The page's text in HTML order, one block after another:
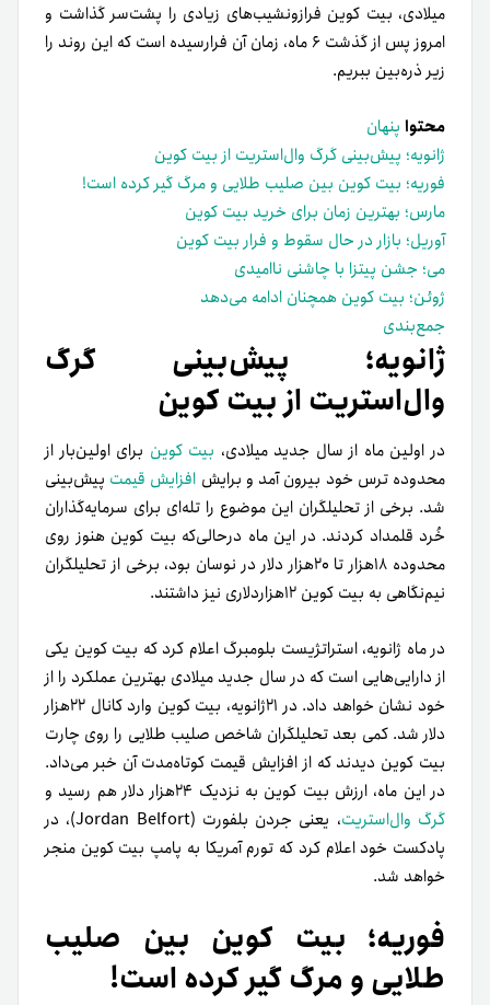
میلادی، بیت کوین فراز‌و‌نشیب‌­های زیادی را پشت‌سر گذاشت و
امروز پس از گذشت ۶ ماه، زمان آن فرارسیده است که این روند را
زیر ذره‌­بین ببریم.
محتوا پنهان
ژانویه؛ پیش‌­بینی گرگ وال‌استریت از بیت کوین
فوریه؛ بیت کوین بین صلیب طلایی و مرگ گیر کرده است!
مارس؛ بهترین زمان برای خرید بیت کوین
آوریل؛ بازار در حال سقوط و فرار بیت کوین
می؛ جشن پیتزا با چاشنی ناامیدی
ژوئن؛ بیت کوین همچنان ادامه می‌­دهد
جمع­‌بندی
ژانویه؛ پیش‌­بینی گرگ
وال‌استریت از بیت کوین
در اولین ماه از سال جدید میلادی، بیت کوین برای اولین‌بار از
محدوده ترس خود بیرون آمد و برایش افزایش قیمت پیش­‌بینی
شد. برخی از تحلیل­گران این موضوع را تله‌­ای برای سرمایه‌­گذاران
خُرد قلمداد کردند. در این ماه درحالی‌که بیت کوین هنوز روی
محدوده ۱۸هزار تا ۲۰هزار دلار در نوسان بود، برخی از تحلیل­گران
نیم‌نگاهی به بیت کوین ۱۲هزاردلاری نیز داشتند.
در ماه ژانویه، استراتژیست بلومبرگ اعلام کرد که بیت کوین یکی
از دارایی‌­هایی است که در سال جدید میلادی بهترین عملکرد را از
خود نشان خواهد داد. در ۲۱ژانویه، بیت کوین وارد کانال ۲۲هزار
دلار شد. کمی بعد تحلیل­گران شاخص صلیب طلایی را روی چارت
بیت کوین دیدند که از افزایش قیمت کوتاه‌­مدت آن خبر می‌­داد.
در این ماه، ارزش بیت کوین به نزدیک ۲۴هزار دلار هم رسید و
گرگ وال‌استریت
، یعنی جردن بلفورت (Jordan Belfort)، در
پادکست خود اعلام کرد که تورم آمریکا به پامپ بیت کوین منجر
خواهد شد.
فوریه؛ بیت کوین بین صلیب
طلایی و مرگ گیر کرده است!